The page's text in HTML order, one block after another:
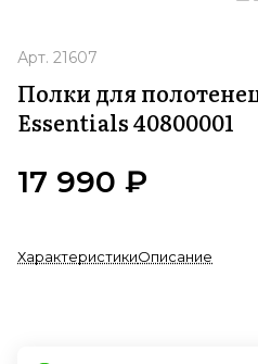
Арт. 21607
Полки для
Essentials 40800001
17 990 ₽
ХарактеристикиОписание